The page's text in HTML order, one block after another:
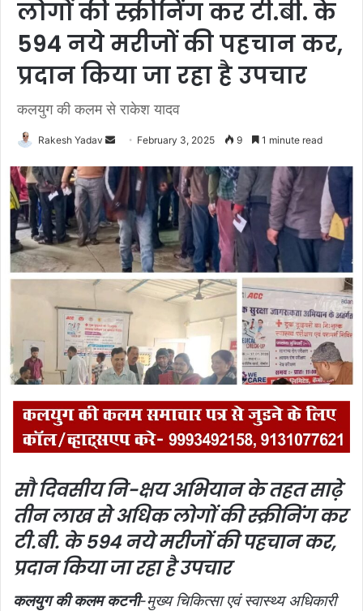
लोगों की स्क्रीनिंग कर टी.बी. के
594 नये मरीजों की पहचान कर,
प्रदान किया जा रहा है उपचार
कलयुग की कलम से राकेश यादव
Rakesh Yadav
n
d
a
n
e
m
i
l
February 3, 2025 9 1 minute read
सौ दिवसीय नि-क्षय अभियान के तहत साढ़े
तीन लाख से अधिक लोगों की स्क्रीनिंग कर
टी.बी. के 594 नये मरीजों की पहचान कर,
प्रदान किया जा रहा है उपचार
कलयुग की कलम कटनी-मुख्य चिकित्सा एवं स्वास्थ्य अधिकारी